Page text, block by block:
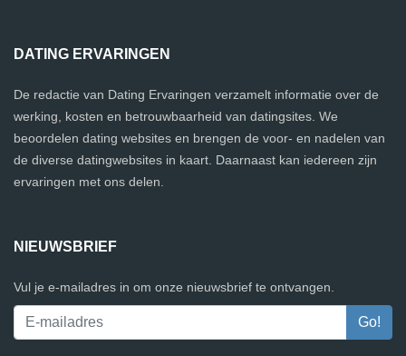
DATING ERVARINGEN
De redactie van Dating Ervaringen verzamelt informatie over de
werking, kosten en betrouwbaarheid van datingsites. We
beoordelen dating websites en brengen de voor- en nadelen van
de diverse datingwebsites in kaart. Daarnaast kan iedereen zijn
ervaringen met ons delen.
NIEUWSBRIEF
Vul je e-mailadres in om onze nieuwsbrief te ontvangen.